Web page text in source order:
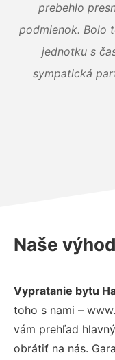
prebehlo
podmienok. Bolo
jednotku s
sympatická
Naše
Vypratanie bytu
toho s nami –
vám prehľad
obrátiť na nás.